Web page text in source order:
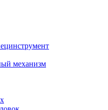
механизм